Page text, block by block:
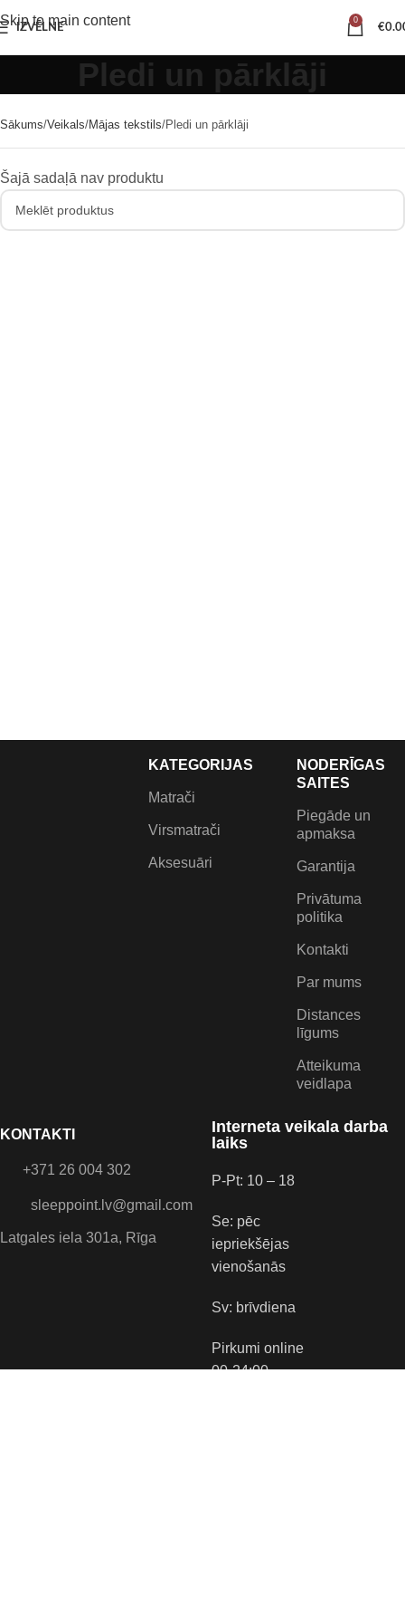
Skip to main content
IZVĒLNE
0
€
Pledi un pārklāji
Sākums Veikals Mājas tekstils Pledi un pārklāji
Šajā sadaļā nav produktu
KATEGORIJAS
Matrači
Virsmatrači
Aksesuāri
KONTAKTI
+371 26 004 302
sleeppoint.lv@gmail.com
Latgales iela 301a, Rīga
NODERĪGAS
SAITES
Piegāde un
apmaksa
Garantija
Privātuma
politika
Kontakti
Par mums
Distances
līgums
Atteikuma
veidlapa
Interneta veikala darba
laiks
P-Pt: 10 – 18
Se: pēc
iepriekšējas
vienošanās
Sv: brīvdiena
Pirkumi online
00-24:00